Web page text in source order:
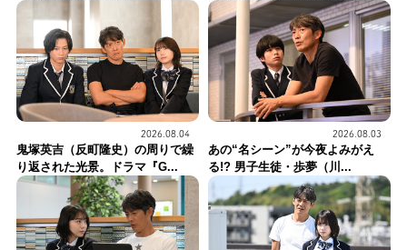
2026.08.04
鬼塚英吉（反町隆史）の周りで繰
り返された光景。ドラマ『G...
2026.08.03
あの“名シーン”が今夜よみがえ
る!? 男子生徒・歩夢（川...